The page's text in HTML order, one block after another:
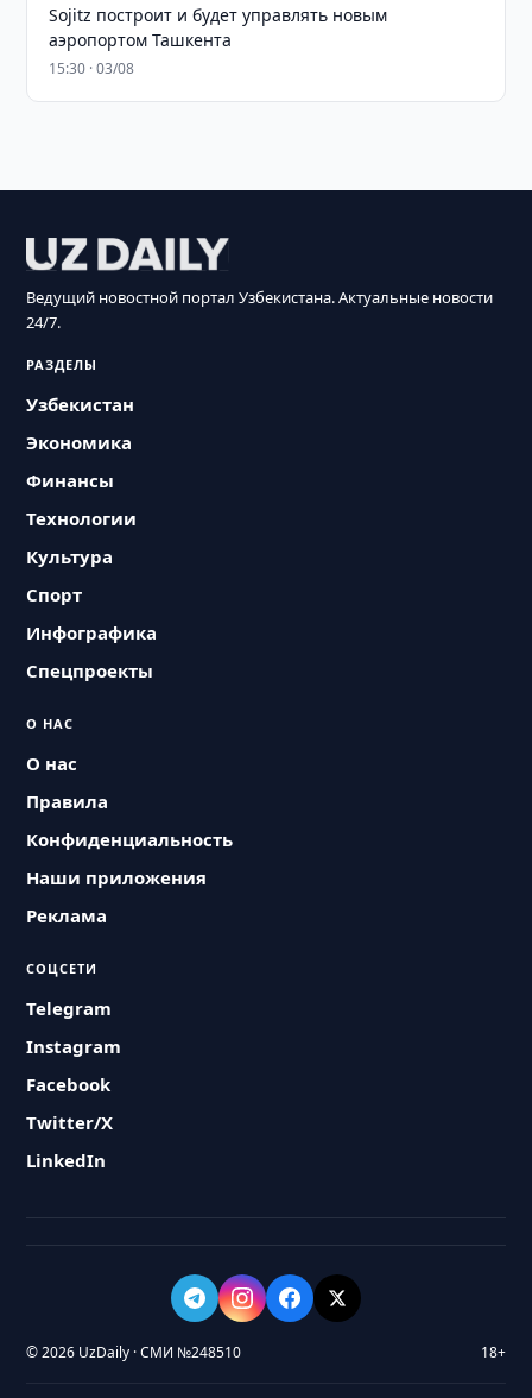
Sojitz построит и будет управлять новым
аэропортом Ташкента
15:30 · 03/08
Ведущий новостной портал Узбекистана. Актуальные новости
24/7.
РАЗДЕЛЫ
Узбекистан
Экономика
Финансы
Технологии
Культура
Спорт
Инфографика
Спецпроекты
О НАС
О нас
Правила
Конфиденциальность
Наши приложения
Реклама
СОЦСЕТИ
Telegram
Instagram
Facebook
Twitter/X
LinkedIn
© 2026 UzDaily · СМИ №248510 18+